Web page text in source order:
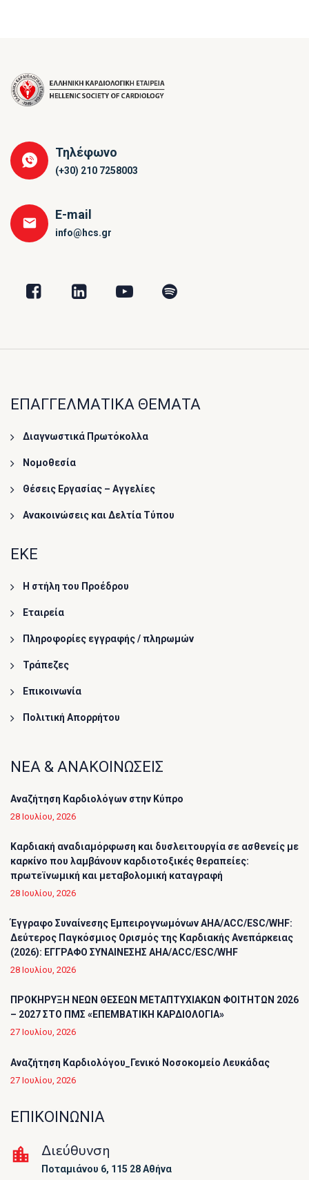
Τηλέφωνο
(+30) 210 7258003
E-mail
info@hcs.gr
ΕΠΑΓΓΕΛΜΑΤΙΚΑ ΘΕΜΑΤΑ
Διαγνωστικά Πρωτόκολλα
Νομοθεσία
Θέσεις Εργασίας – Αγγελίες
Ανακοινώσεις και Δελτία Τύπου
ΕΚΕ
Η στήλη του Προέδρου
Εταιρεία
Πληροφορίες εγγραφής / πληρωμών
Τράπεζες
Επικοινωνία
Πολιτική Απορρήτου
ΝΕΑ & ΑΝΑΚΟΙΝΩΣΕΙΣ
Αναζήτηση Καρδιολόγων στην Κύπρο
28 Ιουλίου, 2026
Καρδιακή αναδιαμόρφωση και δυσλειτουργία σε ασθενείς με
καρκίνο που λαμβάνουν καρδιοτοξικές θεραπείες:
πρωτεϊνωμική και μεταβολομική καταγραφή
28 Ιουλίου, 2026
Έγγραφο Συναίνεσης Εμπειρογνωμόνων AHA/ACC/ESC/WHF:
Δεύτερος Παγκόσμιος Ορισμός της Καρδιακής Ανεπάρκειας
(2026): ΕΓΓΡΑΦΟ ΣΥΝΑΙΝΕΣΗΣ AHA/ACC/ESC/WHF
28 Ιουλίου, 2026
ΠΡΟΚΗΡΥΞΗ ΝΕΩΝ ΘΕΣΕΩΝ ΜΕΤΑΠΤΥΧΙΑΚΩΝ ΦΟΙΤΗΤΩΝ 2026
– 2027 ΣΤΟ ΠΜΣ «ΕΠΕΜΒΑΤΙΚΗ ΚΑΡΔΙΟΛΟΓΙΑ»
27 Ιουλίου, 2026
Αναζήτηση Καρδιολόγου_Γενικό Νοσοκομείο Λευκάδας
27 Ιουλίου, 2026
ΕΠΙΚΟΙΝΩΝΙΑ
Διεύθυνση
Ποταμιάνου 6, 115 28 Αθήνα